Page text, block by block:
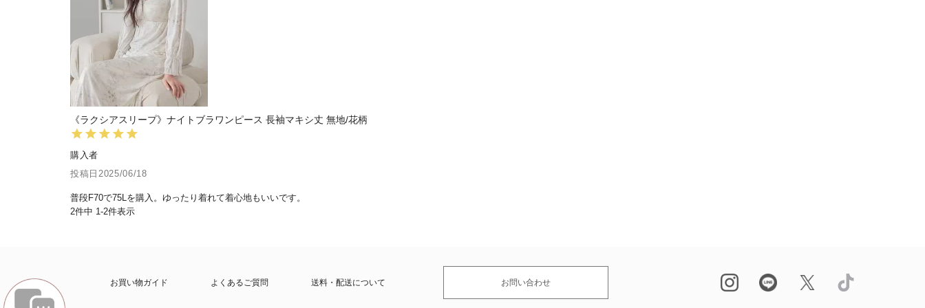
《ラクシアスリープ》ナイトブラワンピース 長袖マキシ丈 無地/花柄
購入者
投稿日 2025/06/18
普段F70で75Lを購入。ゆったり着れて着心地もいいです。
2件中 1-2件表示
お買い物ガイド よくあるご質問 送料・配送について お問い合わせ